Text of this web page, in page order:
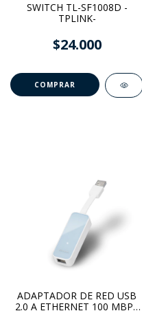
SWITCH TL-SF1008D -
TPLINK-
$24.000
ADAPTADOR DE RED USB
2.0 A ETHERNET 100 MBPS